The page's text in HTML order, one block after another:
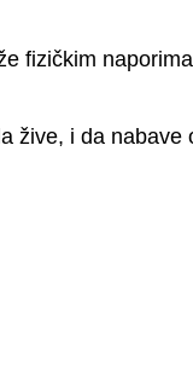
fizičkim
žive, i da nabave